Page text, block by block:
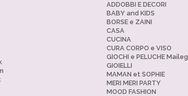
ADDOBBI E DECORI
BABY and KIDS
BORSE e ZAINI
CASA
CUCINA
CURA CORPO e VISO
GIOCHI e PELUCHE Maileg
GIOIELLI
MAMAN et SOPHIE
MERI MERI PARTY
MOOD FASHION